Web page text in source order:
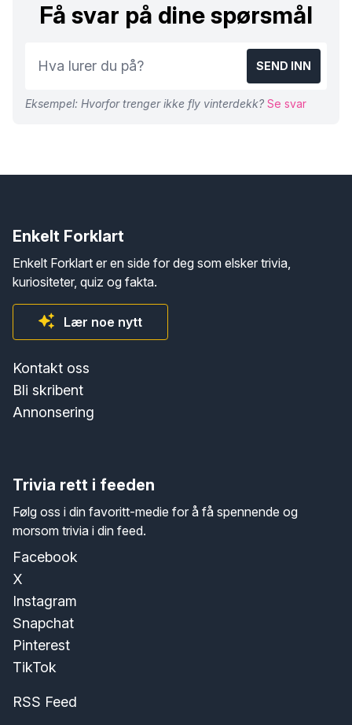
Få svar på dine spørsmål
SEND INN
Eksempel: Hvorfor trenger ikke fly vinterdekk? Se svar
Enkelt Forklart
Enkelt Forklart er en side for deg som elsker trivia,
kuriositeter, quiz og fakta.
Lær noe nytt
Kontakt oss
Bli skribent
Annonsering
Trivia rett i feeden
Følg oss i din favoritt-medie for å få spennende og
morsom trivia i din feed.
Facebook
X
Instagram
Snapchat
Pinterest
TikTok
RSS Feed